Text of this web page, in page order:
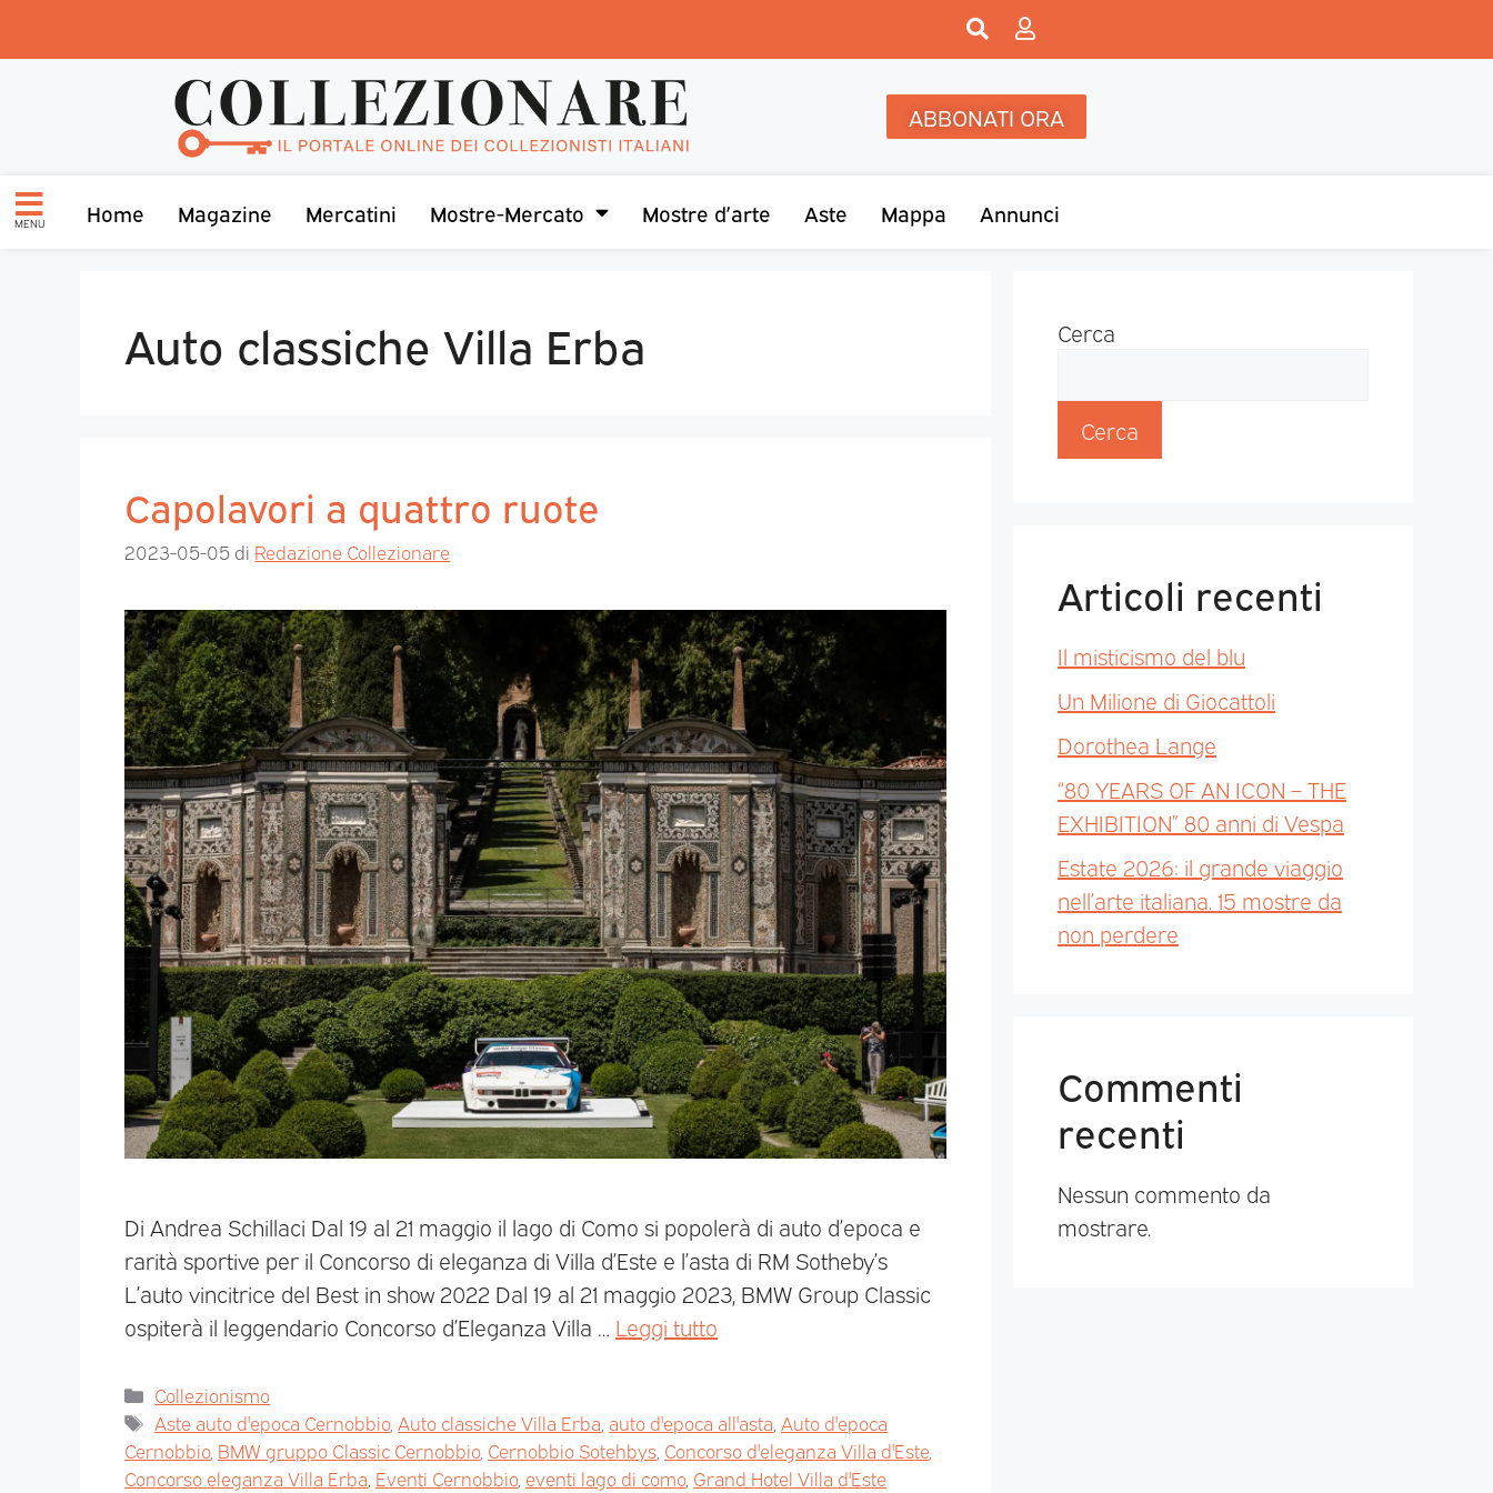
ABBONATI ORA
MENU Home Magazine Mercatini Mostre-Mercato Mostre d’arte Aste Mappa Annunci
Auto classiche Villa Erba
Capolavori a quattro ruote
2023-05-05 di Redazione Collezionare
Di Andrea Schillaci Dal 19 al 21 maggio il lago di Como si popolerà di auto d’epoca e
rarità sportive per il Concorso di eleganza di Villa d’Este e l’asta di RM Sotheby’s
L’auto vincitrice del Best in show 2022 Dal 19 al 21 maggio 2023, BMW Group Classic
ospiterà il leggendario Concorso d’Eleganza Villa … Leggi tutto
Collezionismo
Aste auto d'epoca Cernobbio, Auto classiche Villa Erba auto d'epoca all'asta Auto d'epoca
Cernobbio, BMW gruppo Classic Cernobbio, Cernobbio Sotehbys Concorso d'eleganza Villa d'Este,
Concorso eleganza Villa Erba Eventi Cernobbio, eventi lago di como, Grand Hotel Villa d'Este
Cerca
Cerca
Articoli recenti
Il misticismo del blu
Un Milione di Giocattoli
Dorothea Lange
“80 YEARS OF AN ICON – THE
EXHIBITION” 80 anni di Vespa
Estate 2026: il grande viaggio
nell’arte italiana. 15 mostre da
non perdere
Commenti
recenti
Nessun commento da
mostrare.